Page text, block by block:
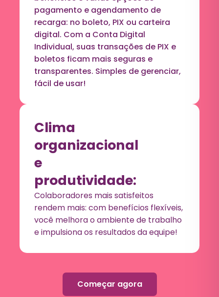
pagamento e agendamento de
recarga: no boleto, PIX ou carteira
digital. Com a Conta Digital
Individual, suas transações de PIX e
boletos ficam mais seguras e
transparentes. Simples de gerenciar,
fácil de usar!
Clima
organizacional
e
produtividade:
Colaboradores mais satisfeitos
rendem mais: com benefícios flexíveis,
você melhora o ambiente de trabalho
e impulsiona os resultados da equipe!
Começar agora